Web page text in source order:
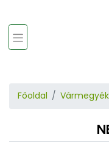
Főoldal Vármegyék